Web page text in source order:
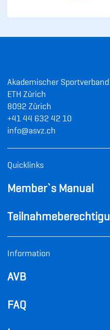
Akademischer
ETH Zürich
8092 Zürich
+41 44 632 42 10
info@asvz.ch
Quicklinks
Member`s Manual
Teilnahme­
Information
AVB
FAQ